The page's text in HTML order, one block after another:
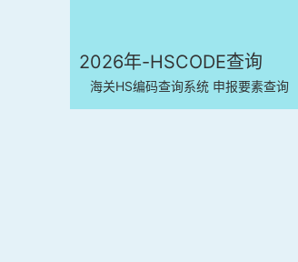
2026年-HSCODE查询
海关HS编码查询系统 申报要素查询